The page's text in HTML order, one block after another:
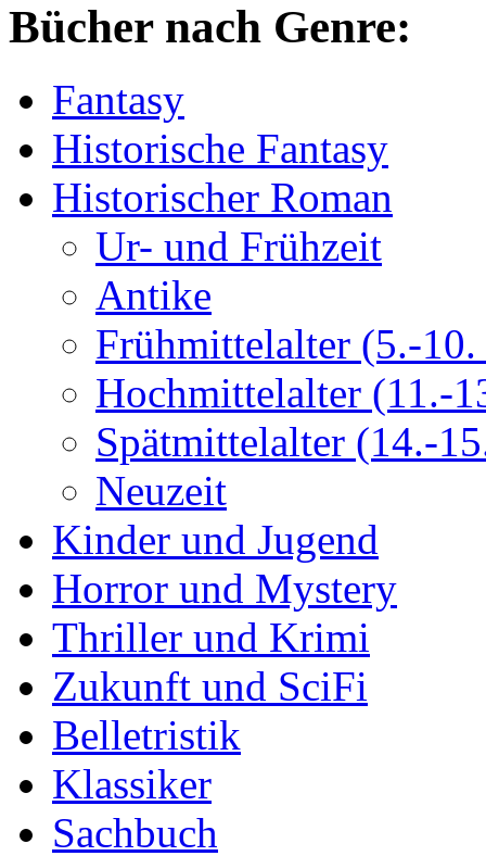
Bücher nach Genre:
Fantasy
Historische Fantasy
Historischer Roman
Ur- und Frühzeit
Antike
Frühmittelalter (5.-10.
Hochmittelalter (11.-
Spätmittelalter (14.-
Neuzeit
Kinder und Jugend
Horror und Mystery
Thriller und Krimi
Zukunft und SciFi
Belletristik
Klassiker
Sachbuch